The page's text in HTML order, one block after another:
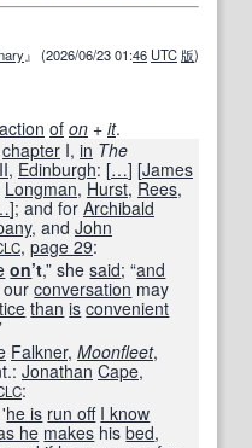
』 (2026/06/23 01:46 UTC 版)
of on +‎ it.
chapter I, in The
, Edinburgh: […] [James
Longman,Hurst, Rees,
]; and for Archibald
, and John
,page 29:
on’t,” shesaid; “and
ourconversation may
than is convenient
Falkner, Moonfleet,
Jonathan Cape,
:
he is run off I know
he makes hisbed,